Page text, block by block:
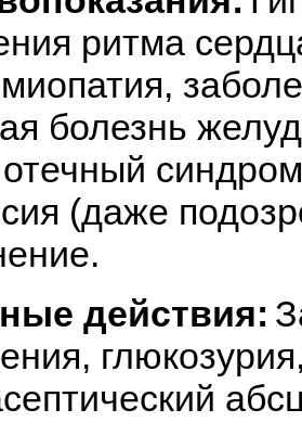
ритма
болезнь
(даже
действия: